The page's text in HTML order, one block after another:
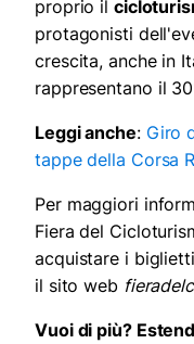
proprio il
protagonisti
crescita, anche in
rappresentano il
Leggi anche: Giro
tappe della Corsa
Per maggiori
Fiera del
acquistare i
il sito web
Vuoi di più?